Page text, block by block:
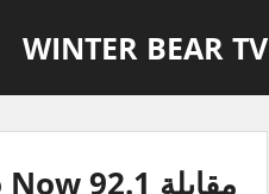
WINTER BEAR TV